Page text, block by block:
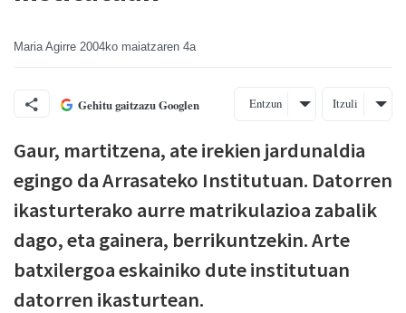
Maria Agirre 2004ko maiatzaren 4a
Gehitu gaitzazu Googlen Entzun Itzuli
Gaur, martitzena, ate irekien jardunaldia
egingo da Arrasateko Institutuan. Datorren
ikasturterako aurre matrikulazioa zabalik
dago, eta gainera, berrikuntzekin. Arte
batxilergoa eskainiko dute institutuan
datorren ikasturtean.